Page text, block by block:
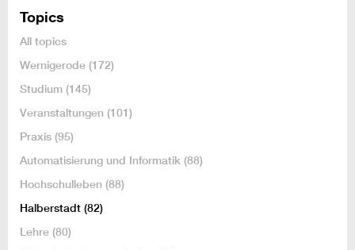
Topics
All topics
Wernigerode (172)
Studium (145)
Veranstaltungen (101)
Praxis (95)
Automatisierung und Informatik (88)
Hochschulleben (88)
Halberstadt (82)
Lehre (80)